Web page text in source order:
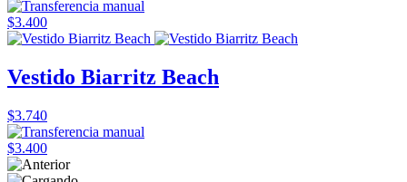
$3.400
Vestido Biarritz Beach
$3.740
$3.400